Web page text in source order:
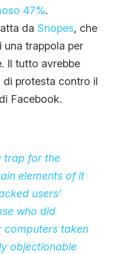
47%.
da Snopes, che
trappola per
Il tutto avrebbe
di protesta contro il
Facebook.
trap for the
elements of it
users’
who did
computers taken
objectionable